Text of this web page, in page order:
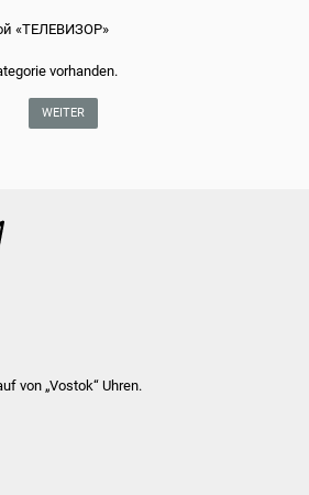
«ТЕЛЕВИЗОР»
vorhanden.
WEITER
von „Vostok“ Uhren.